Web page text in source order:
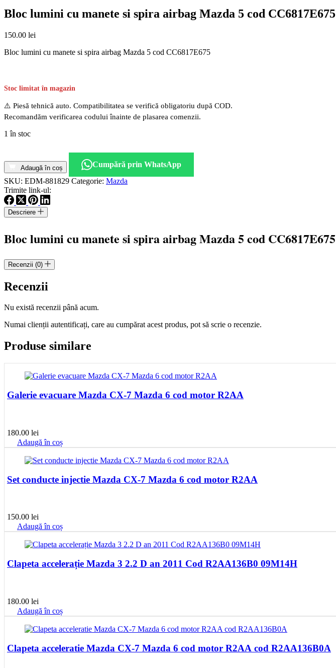
Bloc lumini cu manete si spira airbag Mazda 5 cod CC6817E675
150.00 lei
Bloc lumini cu manete si spira airbag Mazda 5 cod CC6817E675
Stoc limitat în magazin
⚠️ Piesă tehnică auto. Compatibilitatea se verifică obligatoriu după COD.
Recomandăm verificarea codului înainte de plasarea comenzii.
1 în stoc
Bloc
lumini
cu
manete
si
spira
airbag
cod
Adaugă în coș
Cumpără prin WhatsApp
SKU: EDM-881829 Categorie: Mazda
Trimite link-ul:
Descriere
Bloc lumini cu manete si spira airbag Mazda 5 cod CC6817E675
Recenzii (0)
Recenzii
Nu există recenzii până acum.
Numai clienții autentificați, care au cumpărat acest produs, pot să scrie o recenzie.
Produse similare
Galerie evacuare Mazda CX-7 Mazda 6 cod motor R2AA
180.00 lei
Adaugă în coș
Set conducte injectie Mazda CX-7 Mazda 6 cod motor R2AA
150.00 lei
Adaugă în coș
Clapeta accelerație Mazda 3 2.2 D an 2011 Cod R2AA136B0 09M14H
180.00 lei
Adaugă în coș
Clapeta acceleratie Mazda CX-7 Mazda 6 cod motor R2AA cod R2AA136B0A